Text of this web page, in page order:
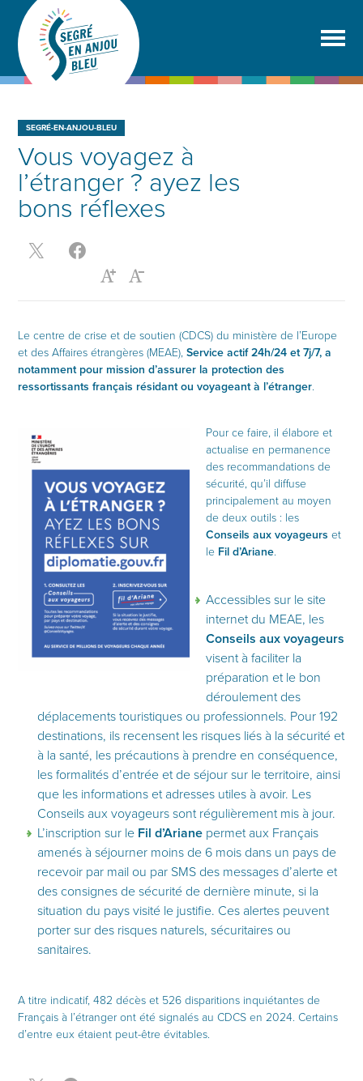
SEGRÉ-EN-ANJOU-BLEU
Vous voyagez à
l’étranger ? ayez les
bons réflexes
Le centre de crise et de soutien (CDCS) du ministère de l’Europe
et des Affaires étrangères (MEAE),Service actif 24h/24 et 7j/7, a
notamment pour mission d’assurer la protection des
ressortissants français résidant ou voyageant à l’étranger.
Pour ce faire, il élabore et
actualise en permanence
des recommandations de
sécurité, qu’il diffuse
principalement au moyen
de deux outils : les
Conseils aux voyageurs et
le Fil d’Ariane.
Accessibles sur le site
internet du MEAE, les
Conseils aux voyageurs
visent à faciliter la
préparation et le bon
déroulement des
déplacements touristiques ou professionnels. Pour 192
destinations, ils recensent les risques liés à la sécurité et
à la santé, les précautions à prendre en conséquence,
les formalités d’entrée et de séjour sur le territoire, ainsi
que les informations et adresses utiles à avoir. Les
Conseils aux voyageurs sont régulièrement mis à jour.
L’inscription sur le Fil d’Ariane permet aux Français
amenés à séjourner moins de 6 mois dans un pays de
recevoir par mail ou par SMS des messages d’alerte et
des consignes de sécurité de dernière minute, si la
situation du pays visité le justifie. Ces alertes peuvent
porter sur des risques naturels, sécuritaires ou
sanitaires.
A titre indicatif, 482 décès et 526 disparitions inquiétantes de
Français à l’étranger ont été signalés au CDCS en 2024. Certains
d’entre eux étaient peut-être évitables.